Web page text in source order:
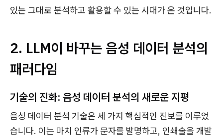
있는 그대로 분석하고 활용할 수 있는 시대가 온 것입니다.
2. LLM이 바꾸는 음성 데이터 분석의
패러다임
기술의 진화: 음성 데이터 분석의 새로운 지평
음성 데이터 분석 기술은 세 가지 핵심적인 진보를 이루었
습니다. 이는 마치 인류가 문자를 발명하고, 인쇄술을 개발